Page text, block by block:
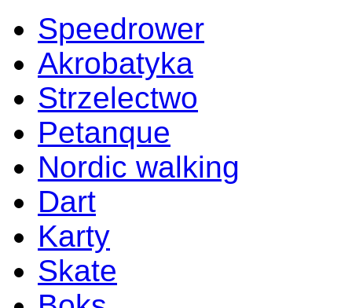
Speedrower
Akrobatyka
Strzelectwo
Petanque
Nordic walking
Dart
Karty
Skate